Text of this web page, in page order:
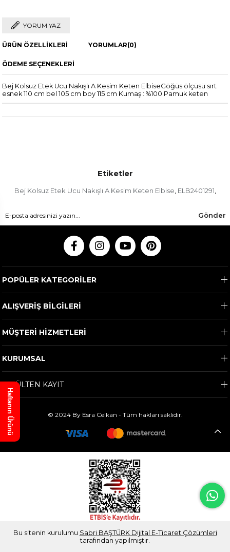
YORUM YAZ
ÜRÜN ÖZELLIKLERI YORUMLAR(0)
ÖDEME SEÇENEKLERI
Bej Kolsuz Etek Ucu Nakışlı A Kesim Keten ElbiseGöğüs ölçüsü sırt
esnek 110 cm bel 105 cm boy 115 cm Kumaş : %100 Pamuk keten
Etiketler
Bej Kolsuz Etek Ucu Nakışlı A Kesim Keten Elbise, ELB2401291,
Gönder
POPÜLER KATEGORİLER
ALIŞVERİŞ BİLGİLERİ
MÜŞTERİ HİZMETLERİ
KURUMSAL
E-BÜLTEN KAYIT
© 2024 By Esra Celkan - Tüm hakları saklıdır.
Bu sitenin kurulumu Sabri BAŞTÜRK Dijital E-Ticaret Çözümleri
tarafından yapılmıştır.
Haftanın Ürünü